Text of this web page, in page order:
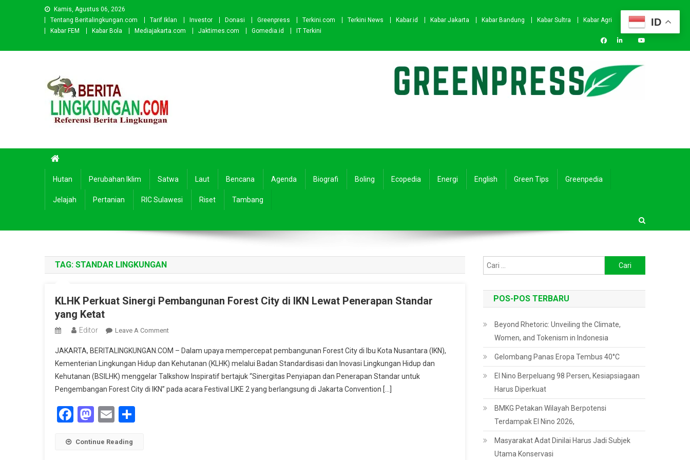
Kamis, Agustus 06, 2026
Tentang Beritalingkungan.com
Tarif Iklan Investor Donasi Greenpress Terkini.com Terkini News Kabar.id Kabar Jakarta Kabar Bandung Kabar Sultra
Kabar Agri
Kabar FEM
Kabar Bola Mediajakarta.com Jaktimes.com Gomedia.id IT Terkini
Hutan Perubahan Iklim Satwa Laut Bencana Agenda Biografi Boling Ecopedia Energi English Green Tips Greenpedia
Jelajah Pertanian RIC Sulawesi Riset Tambang
TAG: STANDAR LINGKUNGAN
KLHK Perkuat Sinergi Pembangunan Forest City di IKN Lewat Penerapan Standar
yang Ketat
Editor Leave A CommentOn
Perkuat
Sinergi
Pembangunan
Forest
JAKARTA, BERITALINGKUNGAN.COM – Dalam upaya mempercepat pembangunan Forest City di Ibu Kota Nusantara (IKN),
Kementerian Lingkungan Hidup dan Kehutanan (KLHK) melalui Badan Standardisasi dan Inovasi Lingkungan Hidup dan
Kehutanan (BSILHK) menggelar Talkshow Inspiratif bertajuk “Sinergitas Penyiapan dan Penerapan Standar untuk
Pengembangan Forest City di IKN” pada acara Festival LIKE 2 yang berlangsung di Jakarta Convention […]
Facebook
Mastodon
Email
Continue Reading
untuk:
POS-POS TERBARU
Beyond Rhetoric: Unveiling the Climate,
Women, and Tokenism in Indonesia
Gelombang Panas Eropa Tembus 40°C
El Nino Berpeluang 98 Persen, Kesiapsiagaan
Harus Diperkuat
BMKG Petakan Wilayah Berpotensi
Terdampak El Nino 2026,
Masyarakat Adat Dinilai Harus Jadi Subjek
Utama Konservasi
ID